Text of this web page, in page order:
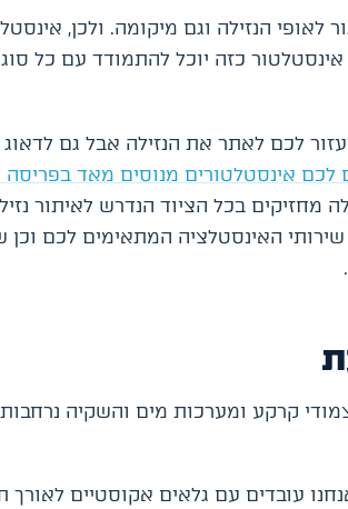
הנזילה וגם מיקומה. ולכן,
כזה יוכל להתמודד עם כל
לכם לאתר את הנזילה אבל גם
לכם אינסטלטורים מנוסים מאד בפריסה
בכל הציוד הנדרש לאיתור
האינסטלציה המתאימים לכם וכן
קרקע ומערכות מים והשקיה
עובדים עם גלאים אקוסטיים לאורך